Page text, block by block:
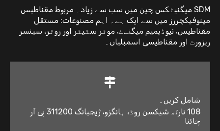
SDM میگنیٹکس چین میں سب سے زیادہ مربوط مقناطیس
مینوفیکچررز میں سے ایک ہے۔ اہم مصنوعات: مستقل
مقناطیس، نیوڈیمیم میگنےٹ، موٹر سٹیٹر اور روٹر، سینسر
ریزورٹ اور مقناطیسی اسمبلیاں۔
شامل کریں۔
108 نارتھ شیکسن روڈ، ہانگزو، ژیجیانگ 311200 پی آر
چائنا